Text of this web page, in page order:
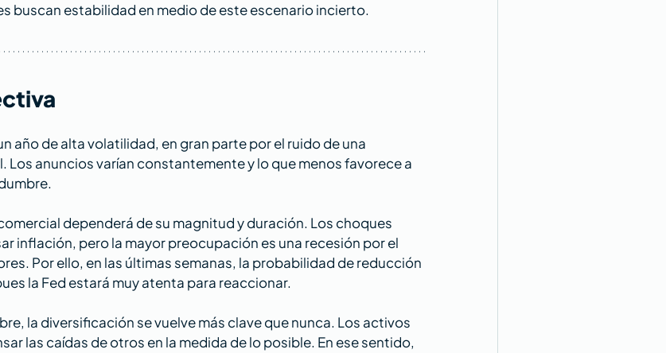
buscan estabilidad en medio de este escenario incierto.
año de alta volatilidad, en gran parte por el ruido de una
Los anuncios varían constantemente y lo que menos favorece a
dependerá de su magnitud y duración. Los choques
inflación, pero la mayor preocupación es una recesión por el
Por ello, en las últimas semanas, la probabilidad de reducción
la Fed estará muy atenta para reaccionar.
la diversificación se vuelve más clave que nunca. Los activos
las caídas de otros en la medida de lo posible. En ese sentido,